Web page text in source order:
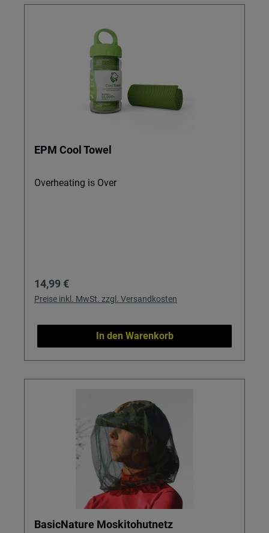
EPM Cool Towel
Overheating is Over
Regulärer Preis:
14,99 €
Preise inkl. MwSt. zzgl. Versandkosten
In den Warenkorb
BasicNature Moskitohutnetz